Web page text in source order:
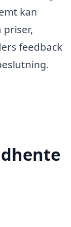
kan
priser,
feedback